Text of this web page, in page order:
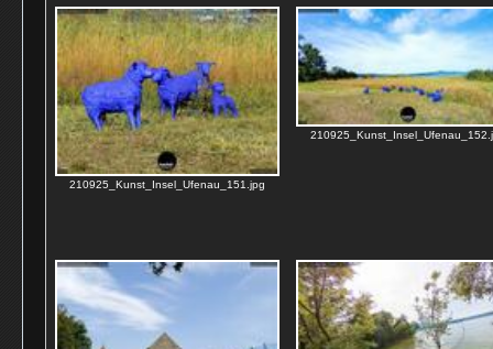
210925_Kunst_Insel_Ufenau_151.jpg